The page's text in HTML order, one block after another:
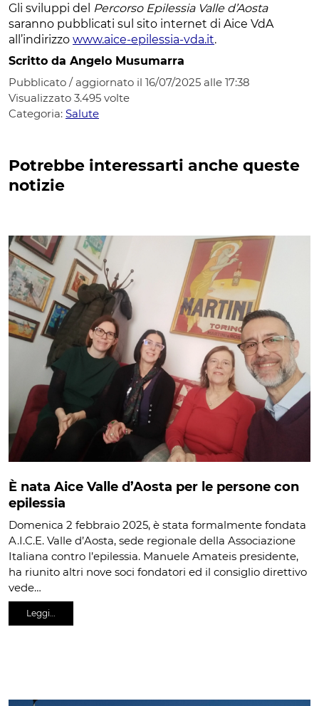
Gli sviluppi del Percorso Epilessia Valle d’Aosta
saranno pubblicati sul sito internet di Aice VdA
all’indirizzo www.aice-epilessia-vda.it.
Scritto da Angelo Musumarra
Pubblicato / aggiornato il 16/07/2025 alle 17:38
Visualizzato 3.495 volte
Categoria: Salute
Potrebbe interessarti anche queste
notizie
È nata Aice Valle d’Aosta per le persone con
epilessia
Domenica 2 febbraio 2025, è stata formalmente fondata
A.I.C.E. Valle d’Aosta, sede regionale della Associazione
Italiana contro l’epilessia. Manuele Amateis presidente,
ha riunito altri nove soci fondatori ed il consiglio direttivo
vede…
Leggi…